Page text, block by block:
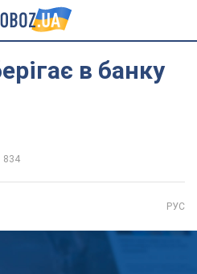
в банку
834
РУС